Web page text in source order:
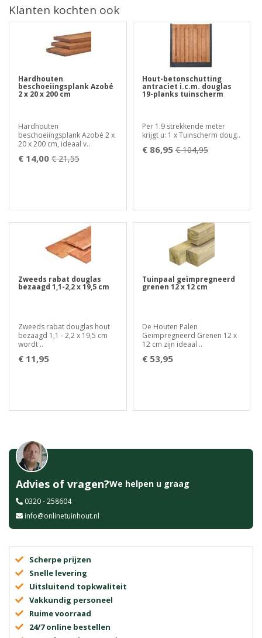
Klanten kochten ook
Hardhouten
beschoeiingsplank Azobé
2 x 20 x 200 cm
Hardhouten
beschoeiingsplank Azobé 2 x
20 x 200 cm, ideaal v..
€ 14,00 € 21,55
Hout-betonschutting
antraciet i.c.m. douglas
19-planks tuinscherm
Per 1.9 strekkende meter
krijgt u: 1 x Tuinscherm doug..
€ 86,95 € 104,95
Zweeds rabat douglas
bezaagd 1,1-2,2 x 19,5 cm
Zweeds rabat douglas hout
bezaagd 1,1 - 2,2 x 19,5 cm
wordt ..
€ 11,95
Tuinpaal geïmpregneerd
grenen 12 x 12 cm
De Houten Palen
Geïmpregneerd Grenen 12 x
12 cm zijn ideaal ..
€ 53,95
Advies of vragen?We helpen u graag
0320 - 258604
info@onlinetuinhout.nl
Scherpe prijzen
Snelle levering
Uitsluitend topkwaliteit
Vakkundig personeel
Ruime voorraad
24/7 online bestellen